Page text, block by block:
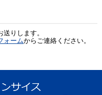
りします。
ォームからご連絡ください。